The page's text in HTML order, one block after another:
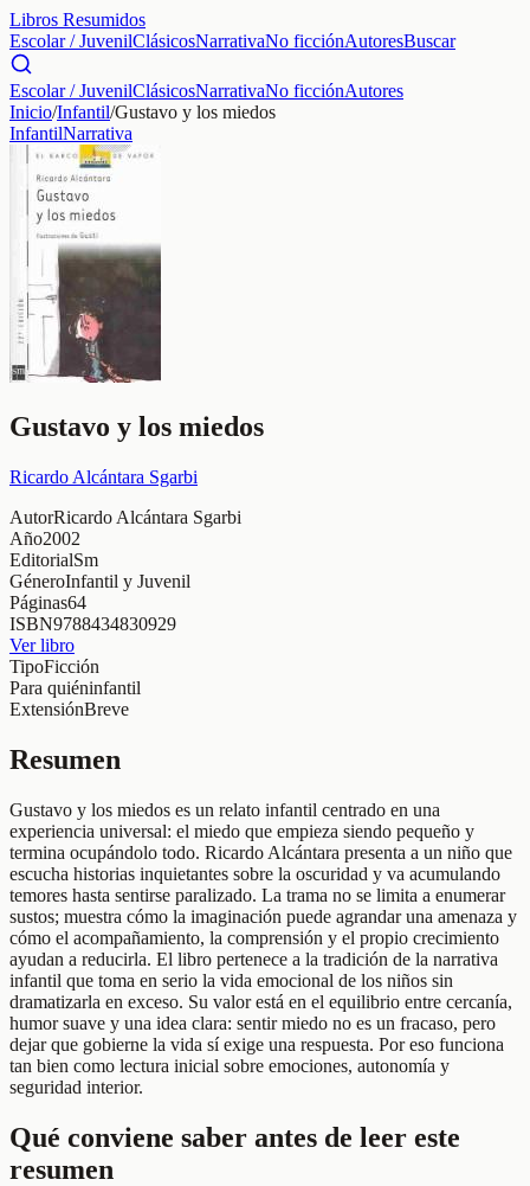
Libros Resumidos
Escolar / JuvenilClásicosNarrativaNo ficciónAutoresBuscar
Escolar / JuvenilClásicosNarrativaNo ficciónAutores
Inicio/Infantil/Gustavo y los miedos
InfantilNarrativa
Gustavo y los miedos
Ricardo Alcántara Sgarbi
AutorRicardo Alcántara Sgarbi
Año2002
EditorialSm
GéneroInfantil y Juvenil
Páginas64
ISBN9788434830929
Ver libro
TipoFicción
Para quiéninfantil
ExtensiónBreve
Resumen
Gustavo y los miedos es un relato infantil centrado en una
experiencia universal: el miedo que empieza siendo pequeño y
termina ocupándolo todo. Ricardo Alcántara presenta a un niño que
escucha historias inquietantes sobre la oscuridad y va acumulando
temores hasta sentirse paralizado. La trama no se limita a enumerar
sustos; muestra cómo la imaginación puede agrandar una amenaza y
cómo el acompañamiento, la comprensión y el propio crecimiento
ayudan a reducirla. El libro pertenece a la tradición de la narrativa
infantil que toma en serio la vida emocional de los niños sin
dramatizarla en exceso. Su valor está en el equilibrio entre cercanía,
humor suave y una idea clara: sentir miedo no es un fracaso, pero
dejar que gobierne la vida sí exige una respuesta. Por eso funciona
tan bien como lectura inicial sobre emociones, autonomía y
seguridad interior.
Qué conviene saber antes de leer este
resumen